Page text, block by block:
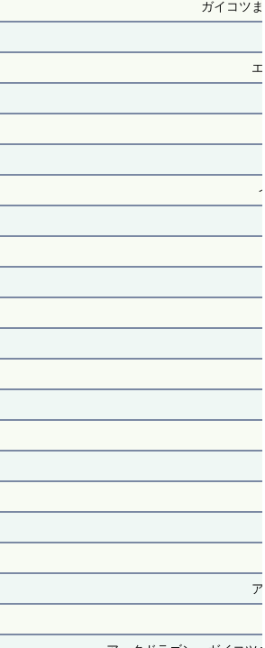
ガイコツ